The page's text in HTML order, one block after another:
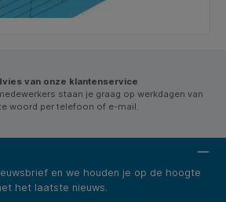
van onze klantenservice
staan je graag op werkdagen van
woord per telefoon of e-mail.
en we houden je op de hoogte
het laatste nieuws.